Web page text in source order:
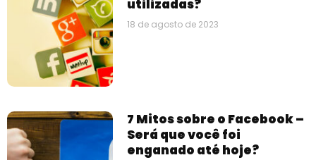
utilizadas?
18 de agosto de 2023
7 Mitos sobre o Facebook –
Será que você foi
enganado até hoje?